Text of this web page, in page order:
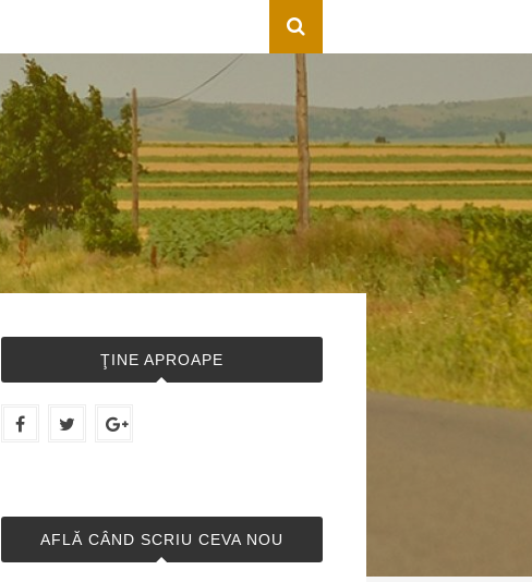
ŢINE APROAPE
AFLĂ CÂND SCRIU CEVA NOU